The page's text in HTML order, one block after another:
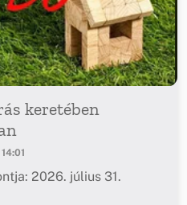
keretében
2026. július 31.